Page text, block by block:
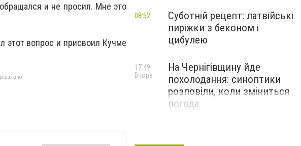
и не просил. Мне это
этот вопрос и присвоил Кучме
Суботній рецепт: латвійські
пиріжки з беконом і
цибулею
08:52
На Чернігівщину йде
похолодання: синоптики
розповіли, коли зміниться
погода
17:49
Вчора